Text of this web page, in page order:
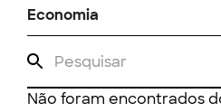
Economia
Não foram encontrados